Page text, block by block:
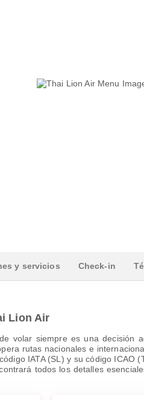
y servicios Check-in
Lion Air
volar siempre es una decisión
rutas nacionales e
IATA (SL) y su código
todos los detalles